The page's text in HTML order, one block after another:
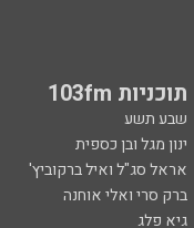
תוכניות 103fm
שבע תשע
ינון מגל ובן כספית
אראל סג"ל ואיל ברקוביץ'
ברק סרי ואלי אוחנה
גיא פלג